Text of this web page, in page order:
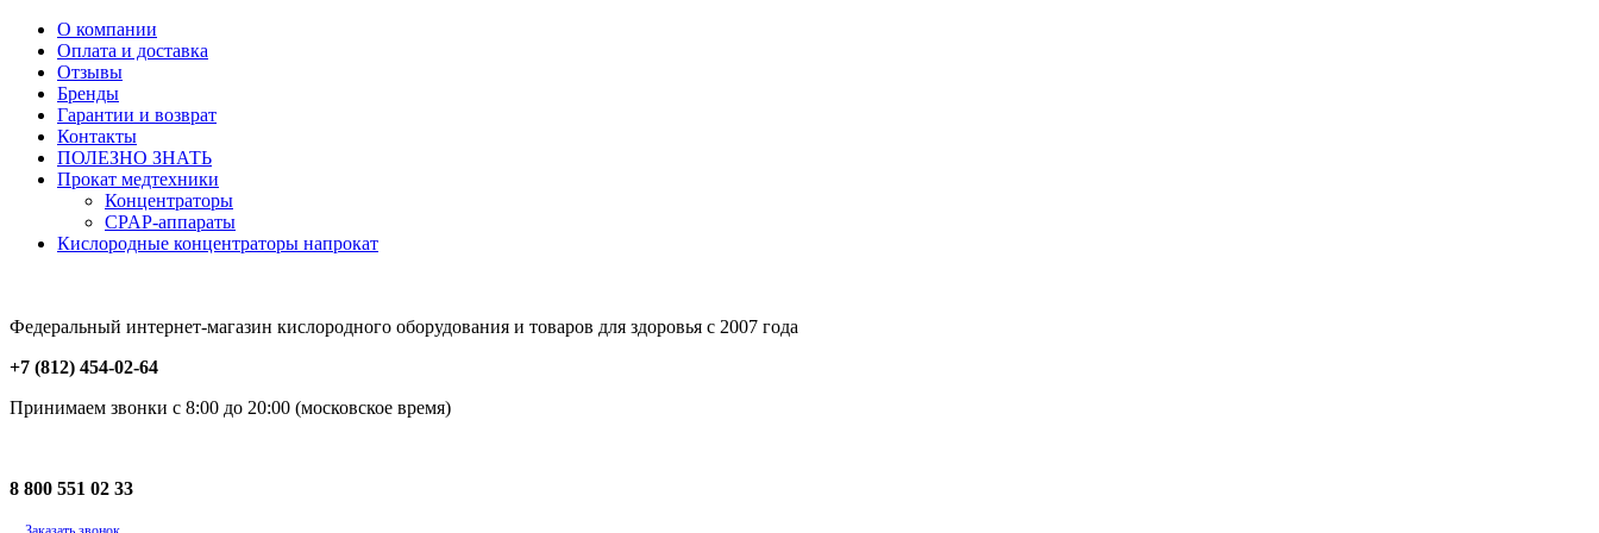
О компании
Оплата и доставка
Отзывы
Бренды
Гарантии и возврат
Контакты
ПОЛЕЗНО ЗНАТЬ
Прокат медтехники
Концентраторы
CPAP-аппараты
Кислородные концентраторы напрокат
Федеральный интернет-магазин кислородного оборудования и товаров для здоровья с 2007 года
+7 (812) 454-02-64
Принимаем звонки с 8:00 до 20:00 (московское время)
8 800 551 02 33